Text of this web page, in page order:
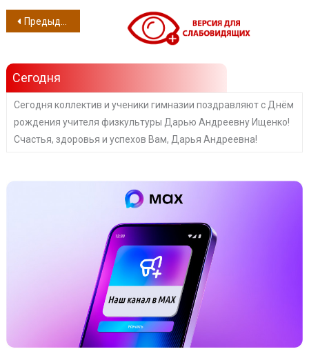
Навигация по записям
Предыдущие записи
Сегодня
Сегодня коллектив и ученики гимназии поздравляют с Днём
рождения учителя физкультуры Дарью Андреевну Ищенко!
Счастья, здоровья и успехов Вам, Дарья Андреевна!